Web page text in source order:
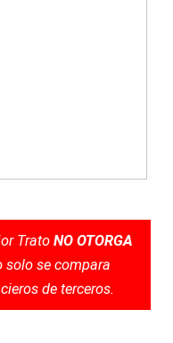
Trato NO OTORGA
solo se compara
de terceros.